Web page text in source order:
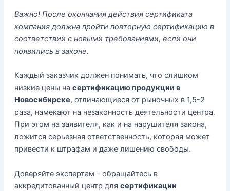
Важно! После окончания действия сертификата
компания должна пройти повторную сертификацию в
соответствии с новыми требованиями, если они
появились в законе.
Каждый заказчик должен понимать, что слишком
низкие цены на сертификацию продукции в
Новосибирске, отличающиеся от рыночных в 1,5-2
раза, намекают на незаконность деятельности центра.
При этом на заявителя, как и на нарушителя закона,
ложится серьезная ответственность, которая может
привести к штрафам и даже лишению свободы.
Доверяйте экспертам – обращайтесь в
аккредитованный центр для сертификации